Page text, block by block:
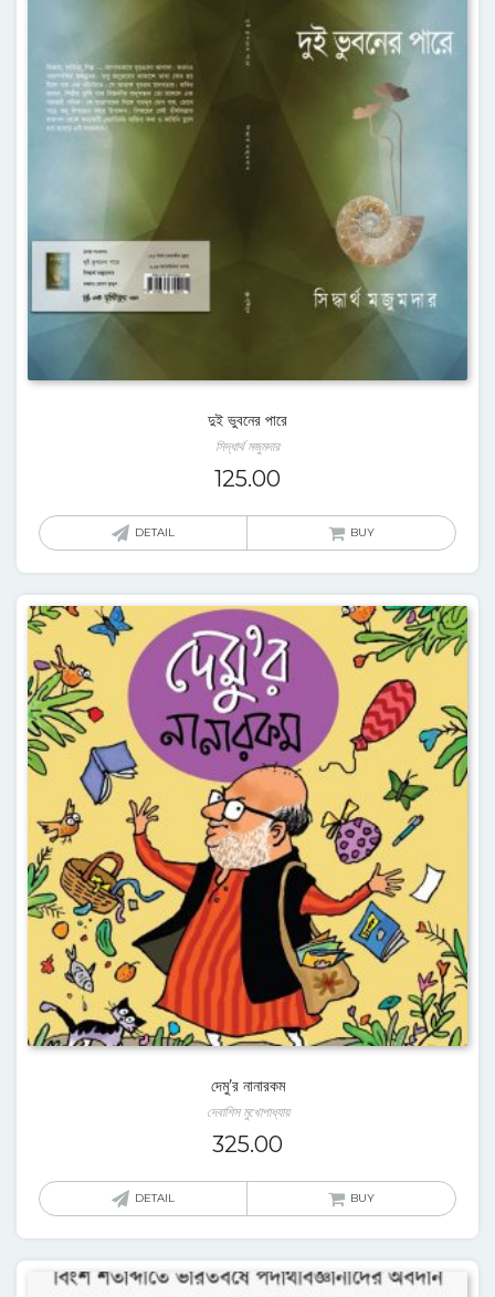
দুই ভুবনের পারে
সিদ্ধার্থ মজুমদার
125.00
DETAIL BUY
দেমু’র নানারকম
দেবাশিস মুখোপাধ্যায়
325.00
DETAIL BUY